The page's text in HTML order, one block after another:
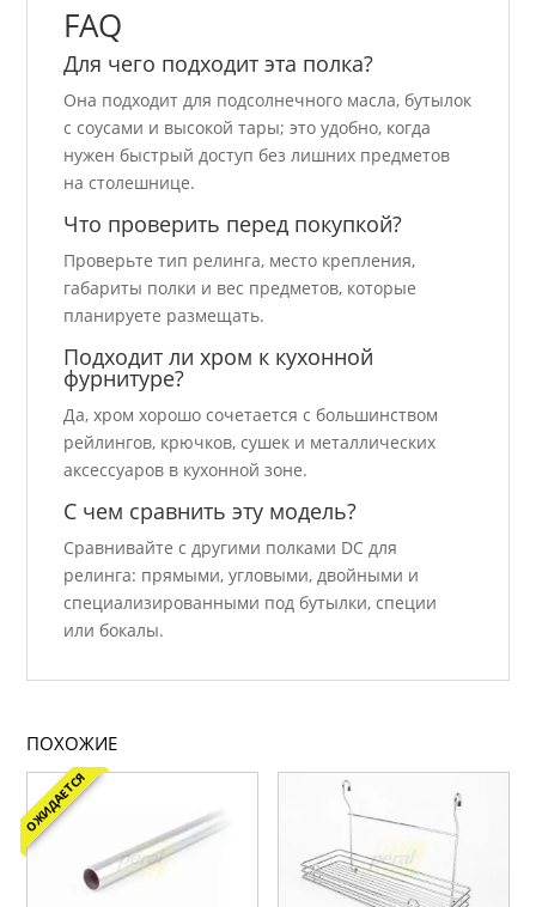
FAQ
Для чего подходит эта полка?
Она подходит для подсолнечного масла, бутылок
с соусами и высокой тары; это удобно, когда
нужен быстрый доступ без лишних предметов
на столешнице.
Что проверить перед покупкой?
Проверьте тип релинга, место крепления,
габариты полки и вес предметов, которые
планируете размещать.
Подходит ли хром к кухонной
фурнитуре?
Да, хром хорошо сочетается с большинством
рейлингов, крючков, сушек и металлических
аксессуаров в кухонной зоне.
С чем сравнить эту модель?
Сравнивайте с другими полками DC для
релинга: прямыми, угловыми, двойными и
специализированными под бутылки, специи
или бокалы.
ПОХОЖИЕ
ОЖИДАЕТСЯ